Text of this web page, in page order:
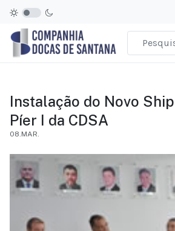
Instalação do Novo
Píer I da CDSA
08.MAR.